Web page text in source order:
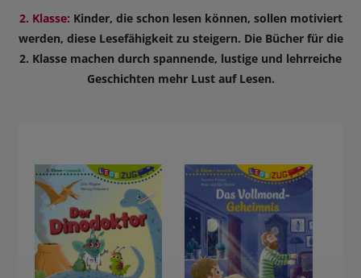
2. Klasse: Kinder, die schon lesen können, sollen motiviert
werden, diese Lesefähigkeit zu steigern. Die Bücher für die
2. Klasse machen durch spannende, lustige und lehrreiche
Geschichten mehr Lust auf Lesen.